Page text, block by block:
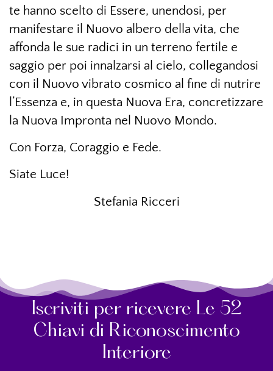
te hanno scelto di Essere, unendosi, per
manifestare il Nuovo albero della vita, che
affonda le sue radici in un terreno fertile e
saggio per poi innalzarsi al cielo, collegandosi
con il Nuovo vibrato cosmico al fine di nutrire
l’Essenza e, in questa Nuova Era, concretizzare
la Nuova Impronta nel Nuovo Mondo.
Con Forza, Coraggio e Fede.
Siate Luce!
Stefania Ricceri
Iscriviti per ricevere Le 52
Chiavi di Riconoscimento
Interiore